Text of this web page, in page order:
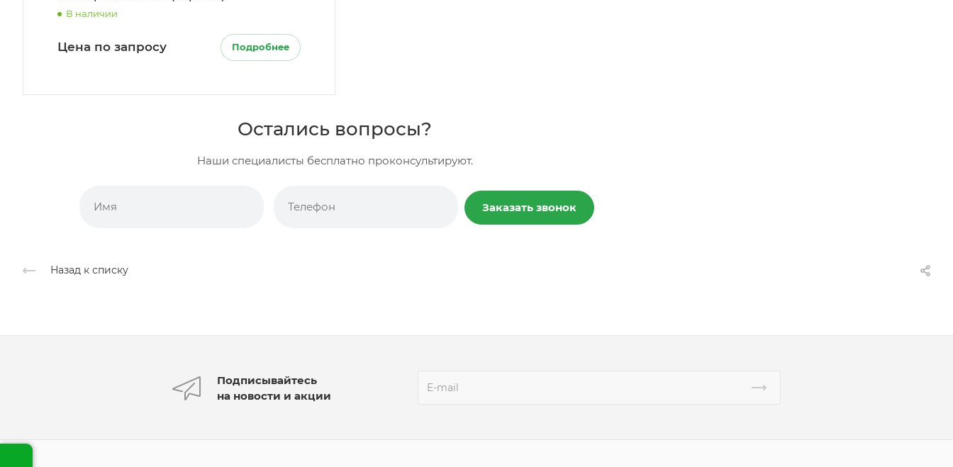
В наличии
Цена по запросу Подробнее
Остались вопросы?
Наши специалисты бесплатно проконсультируют.
Заказать звонок
Назад к списку
Подписывайтесь
на новости и акции